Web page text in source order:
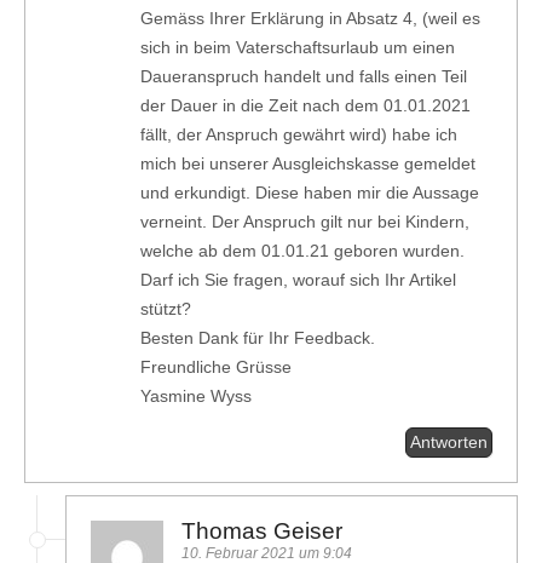
Gemäss Ihrer Erklärung in Absatz 4, (weil es
sich in beim Vaterschaftsurlaub um einen
Daueranspruch handelt und falls einen Teil
der Dauer in die Zeit nach dem 01.01.2021
fällt, der Anspruch gewährt wird) habe ich
mich bei unserer Ausgleichskasse gemeldet
und erkundigt. Diese haben mir die Aussage
verneint. Der Anspruch gilt nur bei Kindern,
welche ab dem 01.01.21 geboren wurden.
Darf ich Sie fragen, worauf sich Ihr Artikel
stützt?
Besten Dank für Ihr Feedback.
Freundliche Grüsse
Yasmine Wyss
Antworten
Thomas Geiser
10. Februar 2021 um 9:04